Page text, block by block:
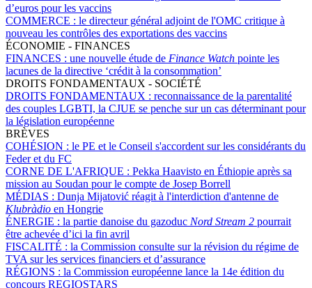
d’euros pour les vaccins
COMMERCE : le directeur général adjoint de l'OMC critique à
nouveau les contrôles des exportations des vaccins
ÉCONOMIE - FINANCES
FINANCES : une nouvelle étude de Finance Watch pointe les
lacunes de la directive ‘crédit à la consommation’
DROITS FONDAMENTAUX - SOCIÉTÉ
DROITS FONDAMENTAUX : reconnaissance de la parentalité
des couples LGBTI, la CJUE se penche sur un cas déterminant pour
la législation européenne
BRÈVES
COHÉSION : le PE et le Conseil s'accordent sur les considérants du
Feder et du FC
CORNE DE L'AFRIQUE : Pekka Haavisto en Éthiopie après sa
mission au Soudan pour le compte de Josep Borrell
MÉDIAS : Dunja Mijatović réagit à l'interdiction d'antenne de
Klubràdio en Hongrie
ÉNERGIE : la partie danoise du gazoduc Nord Stream 2 pourrait
être achevée d’ici la fin avril
FISCALITÉ : la Commission consulte sur la révision du régime de
TVA sur les services financiers et d’assurance
RÉGIONS : la Commission européenne lance la 14e édition du
concours REGIOSTARS